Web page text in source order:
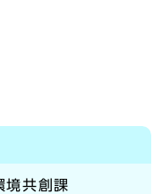
境共創課